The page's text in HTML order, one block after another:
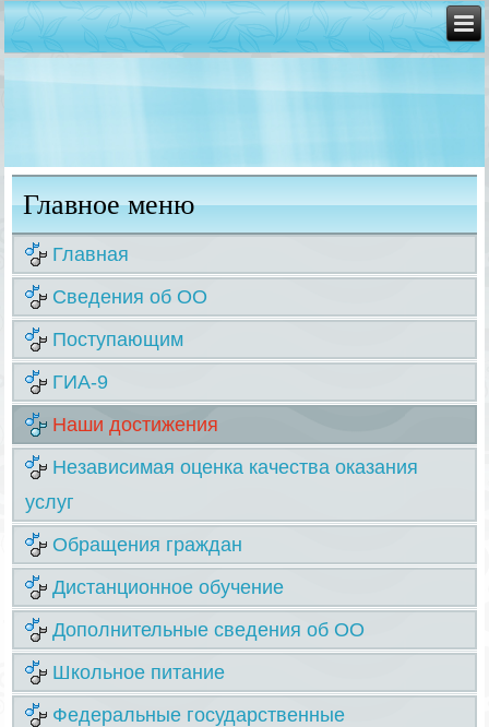
Главное меню
Главная
Сведения об ОО
Поступающим
ГИА-9
Наши достижения
Независимая оценка качества оказания
услуг
Обращения граждан
Дистанционное обучение
Дополнительные сведения об ОО
Школьное питание
Федеральные государственные